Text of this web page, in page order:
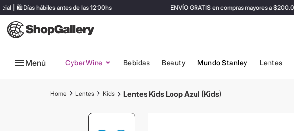
| 🛍️ Días hábiles antes de las 12:00hs ENVÍO GRATIS en compras mayores a $200.000
Menú CyberWine 🍷 Bebidas Beauty Mundo Stanley Lentes
Lentes Kids Lentes Kids Loop Azul (Kids)